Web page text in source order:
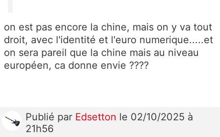
on est pas encore la chine, mais on y va tout
droit, avec l'identité et l'euro numerique.....et
on sera pareil que la chine mais au niveau
européen, ca donne envie ????
Publié par Edsetton le 02/10/2025 à
21h56